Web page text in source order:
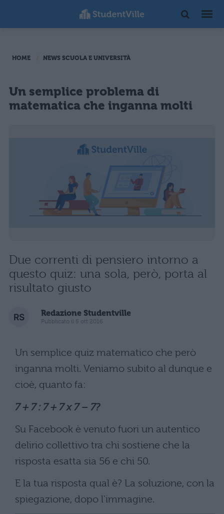
HOME NEWS SCUOLA E UNIVERSITÀ
Un semplice problema di
matematica che inganna molti
Due correnti di pensiero intorno a
questo quiz: una sola, però, porta al
risultato giusto
Redazione Studentville
Pubblicato il 5 ott 2016
Un semplice quiz matematico che però
inganna molti. Veniamo subito al dunque e
cioè, quanto fa:
7 + 7 : 7 + 7 x 7 – 7?
Su Facebook è venuto fuori un autentico
delirio collettivo tra chi sostiene che la
risposta esatta sia 56 e chi 50.
E la tua risposta qual è? La soluzione, con la
spiegazione, dopo l'immagine.